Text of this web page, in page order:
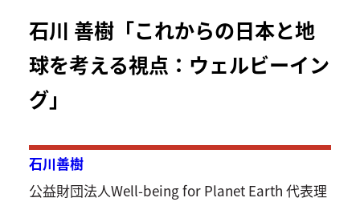
石川 善樹「これからの日本と地
球を考える視点：ウェルビーイン
グ」
石川善樹
公益財団法人Well-being for Planet Earth 代表理